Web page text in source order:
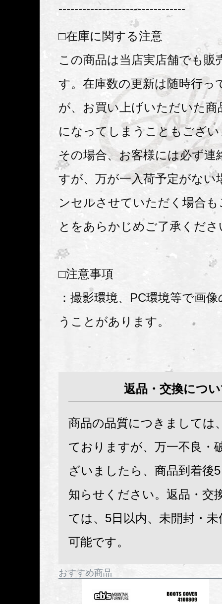
--------------------------------
□在庫に関する注意
この商品は当店実店舗でも販
す。在庫数の更新は随時行っ
が、お買い上げいただいた商
になってしまうこともござ
その場合、お客様には必ず連
すが、万が一入荷予定がない
ンセルさせていただく場合
とをあらかじめご了承くださ
□注意事項
：撮影環境、PC環境等で画
うことがあります。
返品・交換につ
商品の品質につきましては
ておりますが、万一不良・
ざいましたら、商品到着後
知らせください。返品・交
ては、5日以内、未開封・
可能です。
おすすめ商品